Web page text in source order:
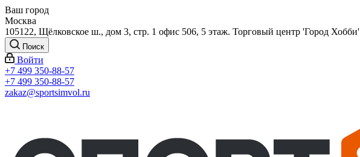
Ваш город
Москва
105122, Щёлковское ш., дом 3, стр. 1 офис 506, 5 этаж. Торговый центр 'Город Хобби'
Поиск
Войти
+7 499 350-88-57
+7 499 350-88-57
zakaz@sportsimvol.ru